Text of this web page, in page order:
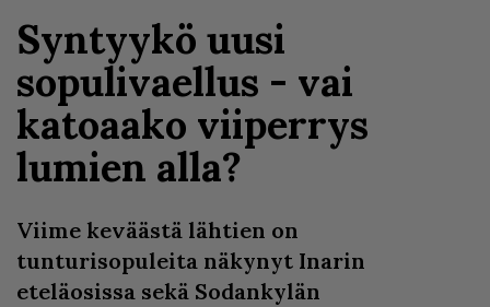
Syntyykö uusi
sopulivaellus - vai
katoaako viiperrys
lumien alla?
Viime keväästä lähtien on
tunturisopuleita näkynyt Inarin
eteläosissa sekä Sodankylän